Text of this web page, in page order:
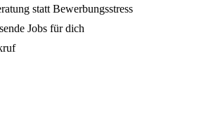
statt Bewerbungsstress
Jobs für dich